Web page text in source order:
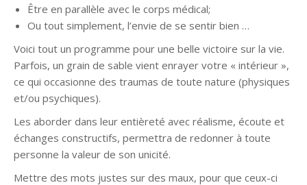
Être en parallèle avec le corps médical;
Ou tout simplement, l’envie de se sentir bien …
Voici tout un programme pour une belle victoire sur la vie.
Parfois, un grain de sable vient enrayer votre « intérieur »,
ce qui occasionne des traumas de toute nature (physiques
et/ou psychiques).
Les aborder dans leur entièreté avec réalisme, écoute et
échanges constructifs, permettra de redonner à toute
personne la valeur de son unicité.
Mettre des mots justes sur des maux, pour que ceux-ci